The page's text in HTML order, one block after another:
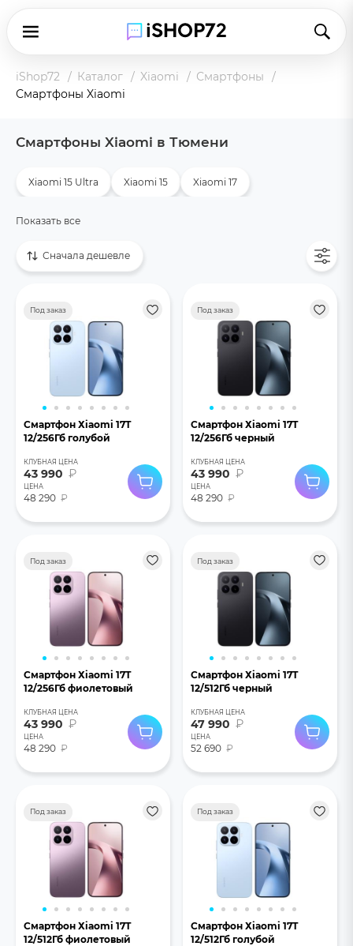
iShop72 Каталог Xiaomi
Смартфоны
Смартфоны Xiaomi
Смартфоны Xiaomi в Тюмени
Xiaomi 15 Ultra Xiaomi 15 Xiaomi 17
Показать все
Сначала дешевле
Под заказ
Смартфон Хiaomi 17T
12/256Гб голубой
КЛУБНАЯ ЦЕНА
43 990 ₽
ЦЕНА
48 290 ₽
Под заказ
Смартфон Хiaomi 17T
12/256Гб черный
КЛУБНАЯ ЦЕНА
43 990 ₽
ЦЕНА
48 290 ₽
Под заказ
Смартфон Хiaomi 17T
12/256Гб фиолетовый
КЛУБНАЯ ЦЕНА
43 990 ₽
ЦЕНА
48 290 ₽
Под заказ
Смартфон Хiaomi 17T
12/512Гб черный
КЛУБНАЯ ЦЕНА
47 990 ₽
ЦЕНА
52 690 ₽
Под заказ
Смартфон Хiaomi 17T
12/512Гб фиолетовый
Под заказ
Смартфон Хiaomi 17T
12/512Гб голубой